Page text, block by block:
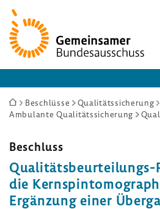
Zur
Startseite
Sie
sind
Beschlüsse
Qualitätssicherung
Ambulante Qualitätssicherung
Beschluss
die
Ergän­zung einer